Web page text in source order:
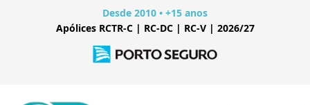
Desde 2010 • +15 anos
Apólices RCTR-C | RC-DC | RC-V | 2026/27